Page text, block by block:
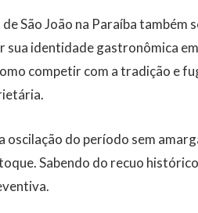
São João na Paraíba
sua identidade gastronômica
competir com a tradição e
oscilação do período sem
Sabendo do recuo